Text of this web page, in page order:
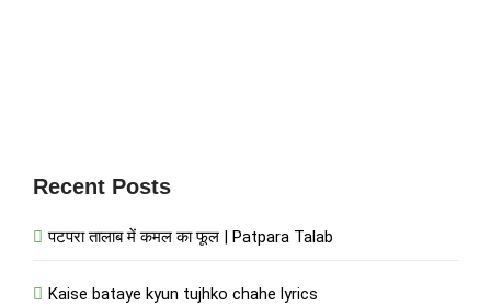
Recent Posts
पटपरा तालाब में कमल का फूल | Patpara Talab
Kaise bataye kyun tujhko chahe lyrics